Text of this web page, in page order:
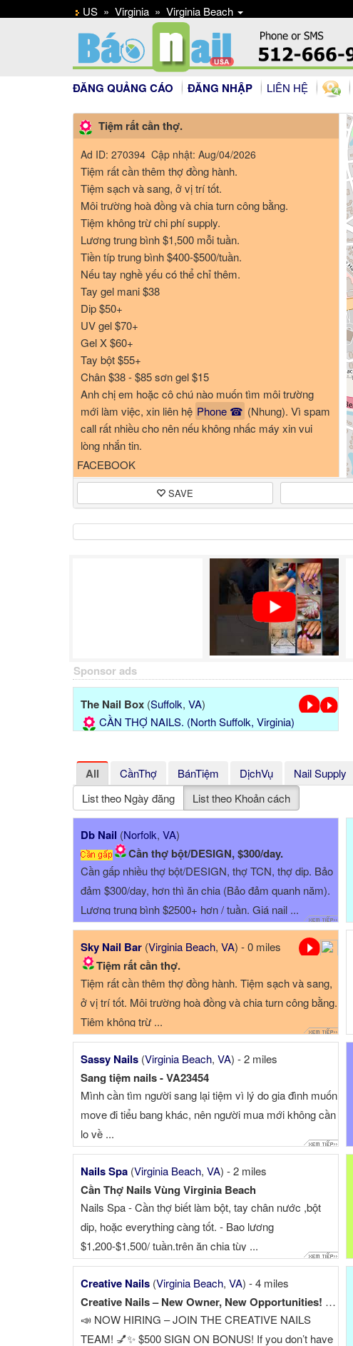
US » Virginia » Virginia Beach
ĐĂNG QUẢNG CÁO ĐĂNG NHẬP LIÊN HỆ
Tiệm rất cần thợ.
Ad ID: 270394 Cập nhật: Aug/04/2026
Tiệm rất cần thêm thợ đồng hành.
Tiệm sạch và sang, ở vị trí tốt.
Môi trường hoà đồng và chia turn công bằng.
Tiệm không trừ chi phí supply.
Lương trung bình $1,500 mỗi tuần.
Tiền típ trung bình $400-$500/tuần.
Nếu tay nghề yếu có thể chỉ thêm.
Tay gel mani $38
Dip $50+
UV gel $70+
Gel X $60+
Tay bột $55+
Chân $38 - $85 sơn gel $15
Anh chị em hoặc cô chú nào muốn tìm môi trường
mới làm việc, xin liên hệ Phone ☎ (Nhung). Vì spam
call rất nhiều cho nên nếu không nhấc máy xin vui
lòng nhắn tin.
[Translate to English
FACEBOOK
SAVE
Sponsor ads
The Nail Box (Suffolk, VA)
CẦN THỢ NAILS. (North Suffolk, Virginia)
All CầnThợ BánTiệm DịchVụ Nail Supply
List theo Ngày đăng
List theo Khoản cách
Db Nail (Norfolk, VA)
Cần thợ bột/DESIGN, $300/day.
Cần gấp nhiều thợ bột/DESIGN, thợ TCN, thợ dip. Bảo
đảm $300/day, hơn thì ăn chia (Bảo đảm quanh năm).
Lương trung bình $2500+ hơn / tuần. Giá nail ...
Sky Nail Bar (Virginia Beach, VA) - 0 miles
Tiệm rất cần thợ.
Tiệm rất cần thêm thợ đồng hành. Tiệm sạch và sang,
ở vị trí tốt. Môi trường hoà đồng và chia turn công bằng.
Tiệm không trừ ...
Sassy Nails (Virginia Beach, VA) - 2 miles
Sang tiệm nails - VA23454
Mình cần tìm người sang lại tiệm vì lý do gia đình muốn
move đi tiểu bang khác, nên người mua mới không cần
lo về ...
Nails Spa (Virginia Beach, VA) - 2 miles
Cần Thợ Nails Vùng Virginia Beach
Nails Spa - Cần thợ biết làm bột, tay chân nước ,bột
dip, hoặc everything càng tốt. - Bao lương
$1,200-$1,500/ tuần.trên ăn chia tùy ...
Creative Nails (Virginia Beach, VA) - 4 miles
Creative Nails – New Owner, New Opportunities! NOW HIRING NAIL...
📣 NOW HIRING – JOIN THE CREATIVE NAILS
TEAM! 💅✨ $500 SIGN ON BONUS! If you don’t have